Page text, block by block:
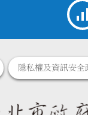
隱私權及資訊安全